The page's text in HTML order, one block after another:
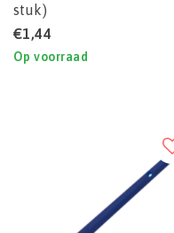
stuk)
€1,44
Op voorraad